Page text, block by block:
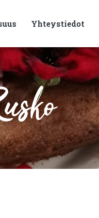
Yhteystiedot